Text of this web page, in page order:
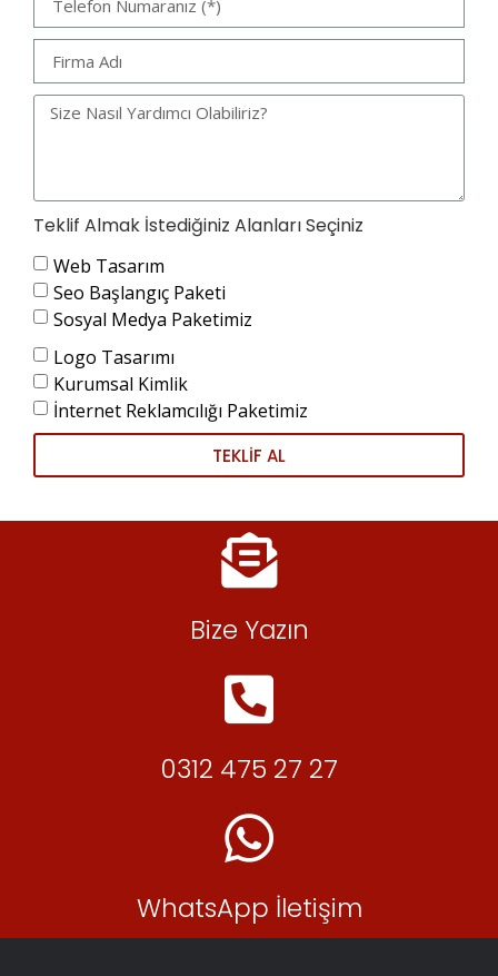
Teklif Almak İstediğiniz Alanları Seçiniz
Web Tasarım
Seo Başlangıç Paketi
Sosyal Medya Paketimiz
Logo Tasarımı
Kurumsal Kimlik
İnternet Reklamcılığı Paketimiz
TEKLİF AL
Bize Yazın
0312 475 27 27
WhatsApp İletişim